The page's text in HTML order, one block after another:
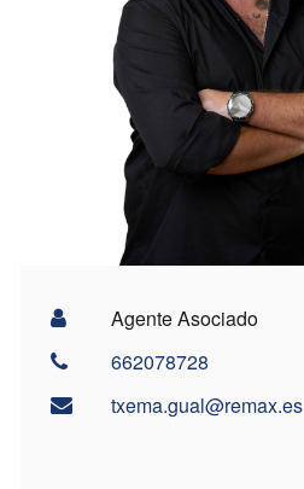
Agente Asociado
662078728
txema.gual@remax.es